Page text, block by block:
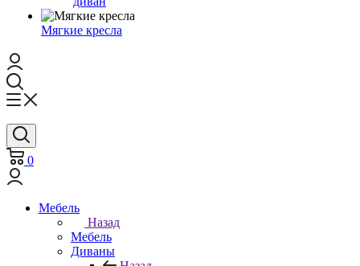
Мягкие кресла
0
Мебель
Назад
Мебель
Диваны